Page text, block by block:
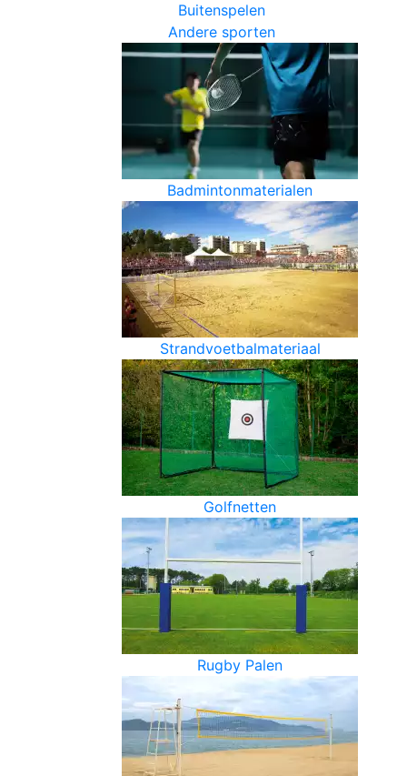
Buitenspelen
Andere sporten
Badmintonmaterialen
Strandvoetbalmateriaal
Golfnetten
Rugby Palen